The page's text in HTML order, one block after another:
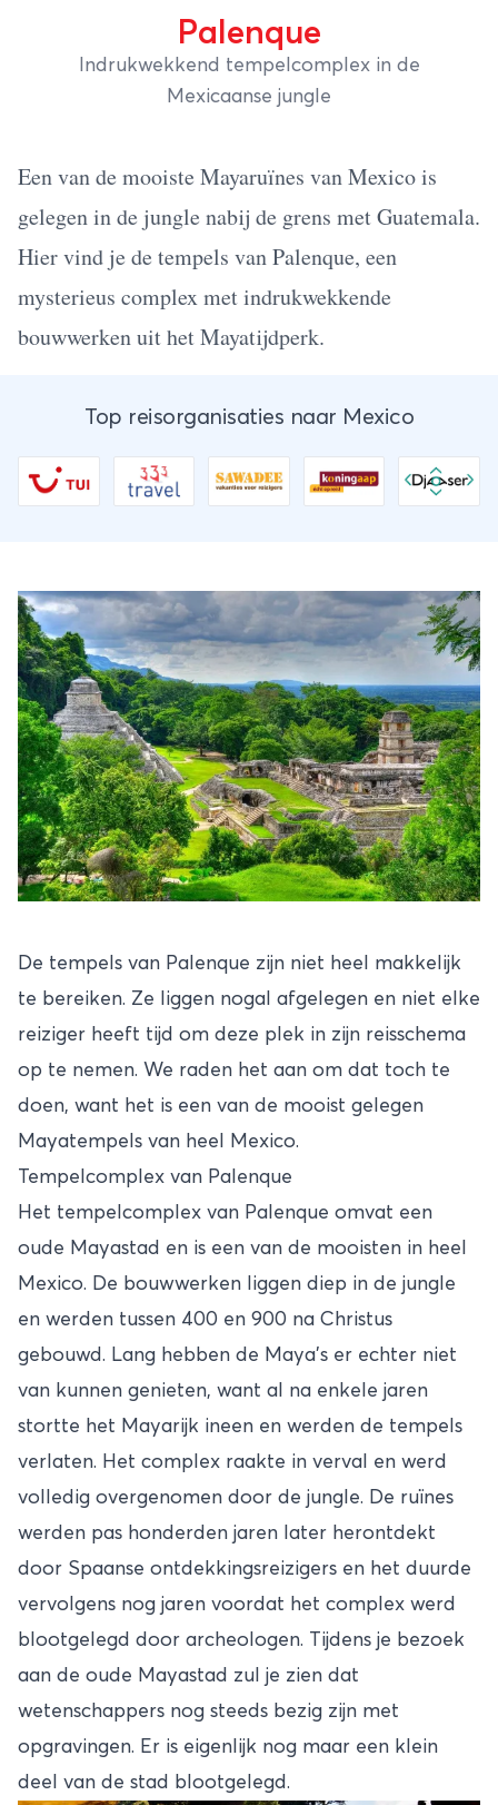
Palenque
Indrukwekkend tempelcomplex in de
Mexicaanse jungle
Een van de mooiste Mayaruïnes vanMexicois
gelegen in de jungle nabij de grens met Guatemala.
Hier vind je de tempels van Palenque, een
mysterieus complex met indrukwekkende
bouwwerken uit het Mayatijdperk.
Top reisorganisaties naar Mexico
De tempels van Palenque zijn niet heel makkelijk
te bereiken. Ze liggen nogal afgelegen en niet elke
reiziger heeft tijd om deze plek in zijn reisschema
op te nemen. We raden het aan om dat toch te
doen, want het is een van de mooist gelegen
Mayatempels van heel Mexico.
Tempelcomplex van Palenque
Het tempelcomplex van Palenque omvat een
oude Mayastad en is een van de mooisten in heel
Mexico. De bouwwerken liggen diep in de jungle
en werden tussen 400 en 900 na Christus
gebouwd. Lang hebben de Maya’s er echter niet
van kunnen genieten, want al na enkele jaren
stortte het Mayarijk ineen en werden de tempels
verlaten. Het complex raakte in verval en werd
volledig overgenomen door de jungle. De ruïnes
werden pas honderden jaren later herontdekt
door Spaanse ontdekkingsreizigers en het duurde
vervolgens nog jaren voordat het complex werd
blootgelegd door archeologen. Tijdens je bezoek
aan de oude Mayastad zul je zien dat
wetenschappers nog steeds bezig zijn met
opgravingen. Er is eigenlijk nog maar een klein
deel van de stad blootgelegd.